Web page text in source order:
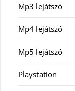
Mp3 lejátszó
Mp4 lejátszó
Mp5 lejátszó
Playstation